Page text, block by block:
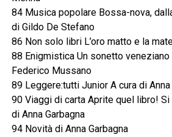
84 Musica popolare Bossa-nova,
di Gildo De Stefano
86 Non solo libri L’oro matto e la
88 Enigmistica Un sonetto veneziano
Federico Mussano
89 Leggere:tutti Junior A cura di Anna
90 Viaggi di carta Aprite quel libro! Si
di Anna Garbagna
94 Novità di Anna Garbagna